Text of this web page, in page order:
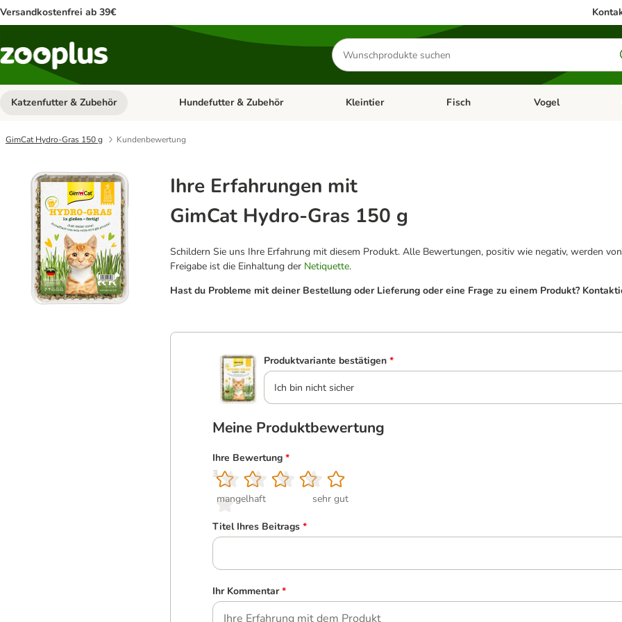
Versandkostenfrei ab 39€
Produkte
suchen
Katzenfutter & Zubehör Kategorie-Menü öffnen: Katzenfutter & Zubehör
Hundefutter & Zubehör Kategorie-Menü öffnen: Hundefutter & Zubehör
Kleintier Kategorie-Menü öffnen: Kleintier
Fisch Kategorie-Menü
Vogel
GimCat Hydro-Gras 150 g Kundenbewertung
Ihre Erfahrungen mit
GimCat Hydro-Gras 150 g
Schildern Sie uns Ihre Erfahrung mit diesem Produkt. Alle Bewertungen, positiv wie negativ, werden
Freigabe ist die Einhaltung der Netiquette.
Hast du Probleme mit deiner Bestellung oder Lieferung oder eine Frage zu einem Produkt?
Produktvariante bestätigen *
Ich bin nicht sicher
Meine Produktbewertung
Ihre Bewertung *
1
mangelhaft
2
3
4
5
sehr gut
Titel Ihres Beitrags *
Ihr Kommentar *